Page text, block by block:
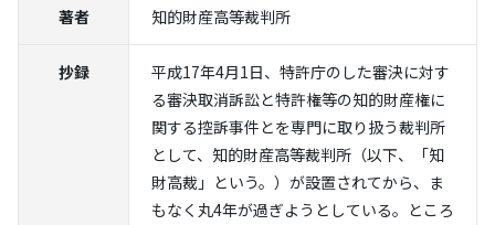
著者 知的財産高等裁判所
抄録
平成17年4月1日、特許庁のした審決に対す
る審決取消訴訟と特許権等の知的財産権に
関する控訴事件とを専門に取り扱う裁判所
として、知的財産高等裁判所（以下、「知
財高裁」という。）が設置されてから、ま
もなく丸4年が過ぎようとしている。ところ